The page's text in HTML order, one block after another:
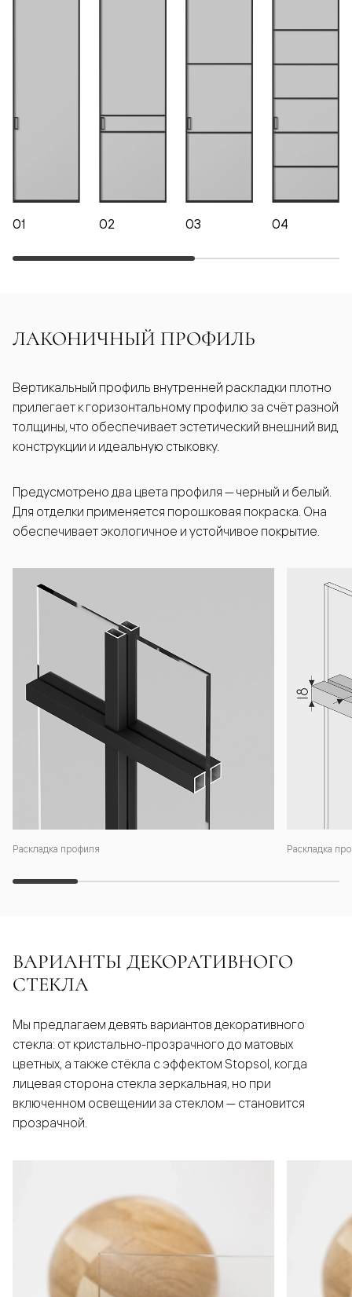
01 02 03 04
ЛАКОНИЧНЫЙ ПРОФИЛЬ
Раскладка профиля Раскладка
Вертикальный профиль внутренней раскладки плотно
прилегает к горизонтальному профилю за счёт разной
толщины, что обеспечивает эстетический внешний вид
конструкции и идеальную стыковку.
Предусмотрено два цвета профиля — черный и белый.
Для отделки применяется порошковая покраска. Она
обеспечивает экологичное и устойчивое покрытие.
ВАРИАНТЫ ДЕКОРАТИВНОГО
СТЕКЛА
Мы предлагаем девять вариантов декоративного
стекла: от кристально-прозрачного до матовых
цветных, а также стёкла с эффектом Stopsol, когда
лицевая сторона стекла зеркальная, но при
включенном освещении за стеклом — становится
прозрачной.